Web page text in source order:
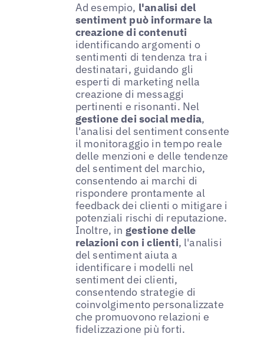
Ad esempio, l'analisi del
sentiment può informare la
creazione di contenuti
identificando argomenti o
sentimenti di tendenza tra i
destinatari, guidando gli
esperti di marketing nella
creazione di messaggi
pertinenti e risonanti. Nel
gestione dei social media,
l'analisi del sentiment consente
il monitoraggio in tempo reale
delle menzioni e delle tendenze
del sentiment del marchio,
consentendo ai marchi di
rispondere prontamente al
feedback dei clienti o mitigare i
potenziali rischi di reputazione.
Inoltre, in gestione delle
relazioni con i clienti, l'analisi
del sentiment aiuta a
identificare i modelli nel
sentiment dei clienti,
consentendo strategie di
coinvolgimento personalizzate
che promuovono relazioni e
fidelizzazione più forti.